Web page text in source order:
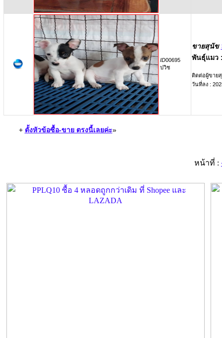
ID00695
ปวิช
ขายสุนัข
พันธุ์แมว
ติดต่อผู้ขาย
วันที่ลง :
+ ตั้งหัวข้อซื้อ-ขาย ตรงนี้เลยค่ะ»
หน้าที่ :